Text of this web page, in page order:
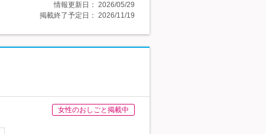
情報更新日： 2026/05/29
掲載終了予定日： 2026/11/19
女性のおしごと掲載中